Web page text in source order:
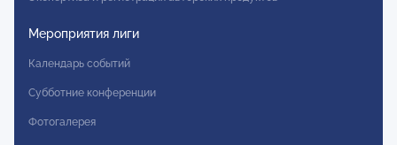
Мероприятия лиги
Календарь событий
Субботние конференции
Фотогалерея